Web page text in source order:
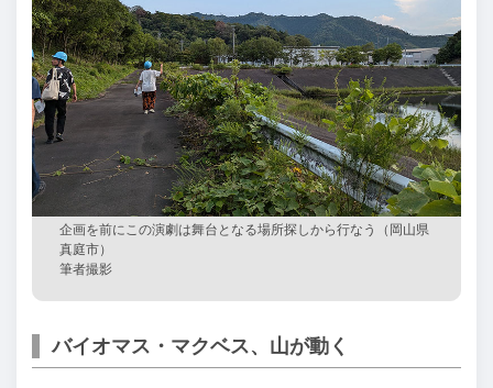
企画を前にこの演劇は舞台となる場所探しから行なう（岡山県
真庭市）
筆者撮影
バイオマス・マクベス、山が動く